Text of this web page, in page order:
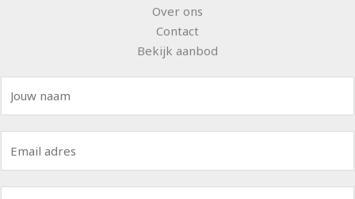
Over ons
Contact
Bekijk aanbod